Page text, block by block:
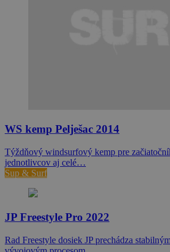
WS kemp Pelješac 2014
Týždňový windsurfový kemp pre
jednotlivcov aj celé…
Sup & Surf
JP Freestyle Pro 2022
Rad Freestyle dosiek JP prechádza